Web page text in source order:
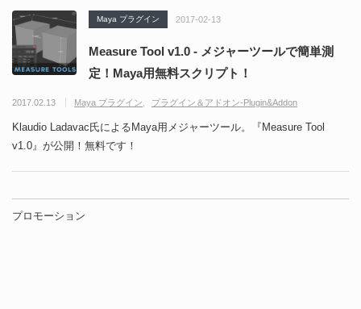
er向けAIエージェン
CGMatter
Maya プラグイン 2017-02-13
Measure Tool v1.0 - メジャーツールで簡単測
定！Maya用無料スクリプト！
2017.02.13 Maya プラグイン プラグイン＆アドオン-Plugin&Addon
Klaudio Ladavac氏によるMaya用メジャーツール。『Measure Tool
v1.0』が公開！無料です！
プロモーション